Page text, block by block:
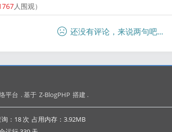
人围观）
还没有评论，来说两句吧...
平台 . 基于 Z-BlogPHP 搭建 .
：18 次 占用内存：3.92MB